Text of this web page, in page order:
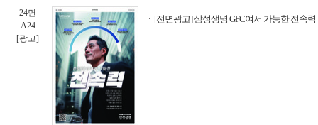
24면
A24
[광고]
[전면광고] 삼성생명 GFC여서 가능한 전속력